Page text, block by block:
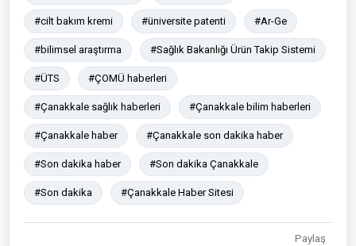
#cilt bakım kremi #üniversite patenti #Ar-Ge
#bilimsel araştırma #Sağlık Bakanlığı Ürün Takip Sistemi
#ÜTS #ÇOMÜ haberleri
#Çanakkale sağlık haberleri #Çanakkale bilim haberleri
#Çanakkale haber #Çanakkale son dakika haber
#Son dakika haber #Son dakika Çanakkale
#Son dakika #Çanakkale Haber Sitesi
Paylaş